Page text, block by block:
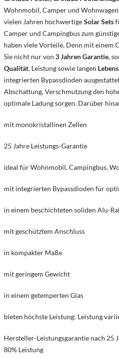
Wohnmobil, Camper und
vielen Jahren hochwertigeSolar Sets
Camper und Campingbus zum
haben viele Vorteile. Denn mit einem
Sie nicht nur von 3 Jahren Garantie,
Qualität, Leistung sowie langen
integrierten Bypassdioden
Abschattung, Verschmutzung den
optimale Ladung sorgen. Darüber
mit monokristallinen Zellen
25 Jahre Leistungs-Garantie
ideal für Wohnmobil, Campingbus,
mit integrierten Bypassdioden für
in einem beschichteten soliden Alu-
mit geschütztem Anschluss
in kompakter Maße
mit geringem Gewicht
in einem getemperten Glas
bieten höchste Leistung: Leistung
Hersteller-Leistungsgarantie nach 25
80% Leistung